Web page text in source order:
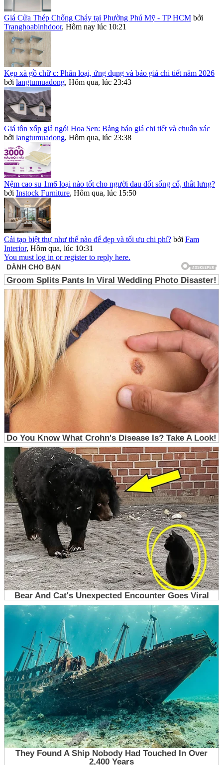
Giá Cửa Thép Chống Cháy tại Phường Phú Mỹ - TP HCM bởi
Tranghoabinhdoor, Hôm nay lúc 10:21
Kẹp xà gồ chữ c: Phân loại, ứng dụng và báo giá chi tiết năm 2026
bởi langtumuadong, Hôm qua, lúc 23:43
Giá tôn xốp giả ngói Hoa Sen: Bảng báo giá chi tiết và chuẩn xác
bởi langtumuadong, Hôm qua, lúc 23:38
Nệm cao su 1m6 loại nào tốt cho người đau đốt sống cổ, thắt lưng?
bởi Instock Furniture, Hôm qua, lúc 15:50
Cải tạo biệt thự như thế nào để đẹp và tối ưu chi phí? bởi Fam
Interior, Hôm qua, lúc 10:31
You must log in or register to reply here.